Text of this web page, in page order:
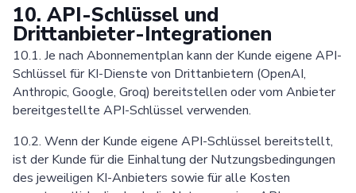
10. API-Schlüssel und
Drittanbieter-Integrationen
10.1. Je nach Abonnementplan kann der Kunde eigene API-
Schlüssel für KI-Dienste von Drittanbietern (OpenAI,
Anthropic, Google, Groq) bereitstellen oder vom Anbieter
bereitgestellte API-Schlüssel verwenden.
10.2. Wenn der Kunde eigene API-Schlüssel bereitstellt,
ist der Kunde für die Einhaltung der Nutzungsbedingungen
des jeweiligen KI-Anbieters sowie für alle Kosten